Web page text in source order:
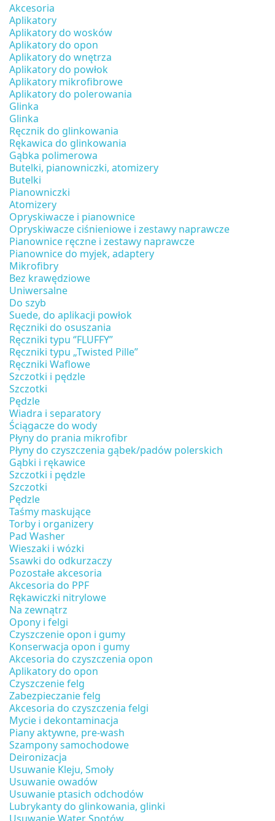
Akcesoria
Aplikatory
Aplikatory do wosków
Aplikatory do opon
Aplikatory do wnętrza
Aplikatory do powłok
Aplikatory mikrofibrowe
Aplikatory do polerowania
Glinka
Glinka
Ręcznik do glinkowania
Rękawica do glinkowania
Gąbka polimerowa
Butelki, pianowniczki, atomizery
Butelki
Pianowniczki
Atomizery
Opryskiwacze i pianownice
Opryskiwacze ciśnieniowe i zestawy naprawcze
Pianownice ręczne i zestawy naprawcze
Pianownice do myjek, adaptery
Mikrofibry
Bez krawędziowe
Uniwersalne
Do szyb
Suede, do aplikacji powłok
Ręczniki do osuszania
Ręczniki typu ‘’FLUFFY”
Ręczniki typu „Twisted Pille”
Ręczniki Waflowe
Szczotki i pędzle
Szczotki
Pędzle
Wiadra i separatory
Ściągacze do wody
Płyny do prania mikrofibr
Płyny do czyszczenia gąbek/padów polerskich
Gąbki i rękawice
Szczotki i pędzle
Szczotki
Pędzle
Taśmy maskujące
Torby i organizery
Pad Washer
Wieszaki i wózki
Ssawki do odkurzaczy
Pozostałe akcesoria
Akcesoria do PPF
Rękawiczki nitrylowe
Na zewnątrz
Opony i felgi
Czyszczenie opon i gumy
Konserwacja opon i gumy
Akcesoria do czyszczenia opon
Aplikatory do opon
Czyszczenie felg
Zabezpieczanie felg
Akcesoria do czyszczenia felgi
Mycie i dekontaminacja
Piany aktywne, pre-wash
Szampony samochodowe
Deironizacja
Usuwanie Kleju, Smoły
Usuwanie owadów
Usuwanie ptasich odchodów
Lubrykanty do glinkowania, glinki